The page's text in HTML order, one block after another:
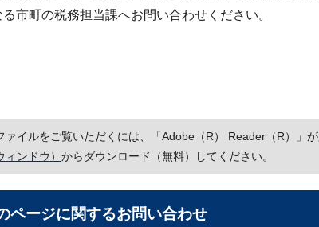
市町の税務担当課へお問い合わせください。
ァイルをご覧いただくには、「Adobe（R） Reader（R）」
ィンドウ） からダウンロード（無料）してください。
ページに関するお問い合わせ